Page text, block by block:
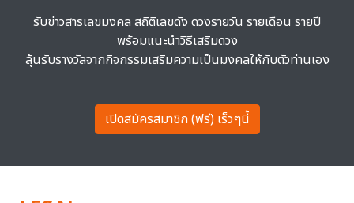
รับข่าวสารเลขมงคล สถิติเลขดัง ดวงรายวัน รายเดือน รายปี
พร้อมแนะนำวิธีเสริมดวง
ลุ้นรับรางวัลจากกิจกรรมเสริมความเป็นมงคลให้กับตัวท่านเอง
เปิดสมัครสมาชิก (ฟรี) เร็วๆนี้